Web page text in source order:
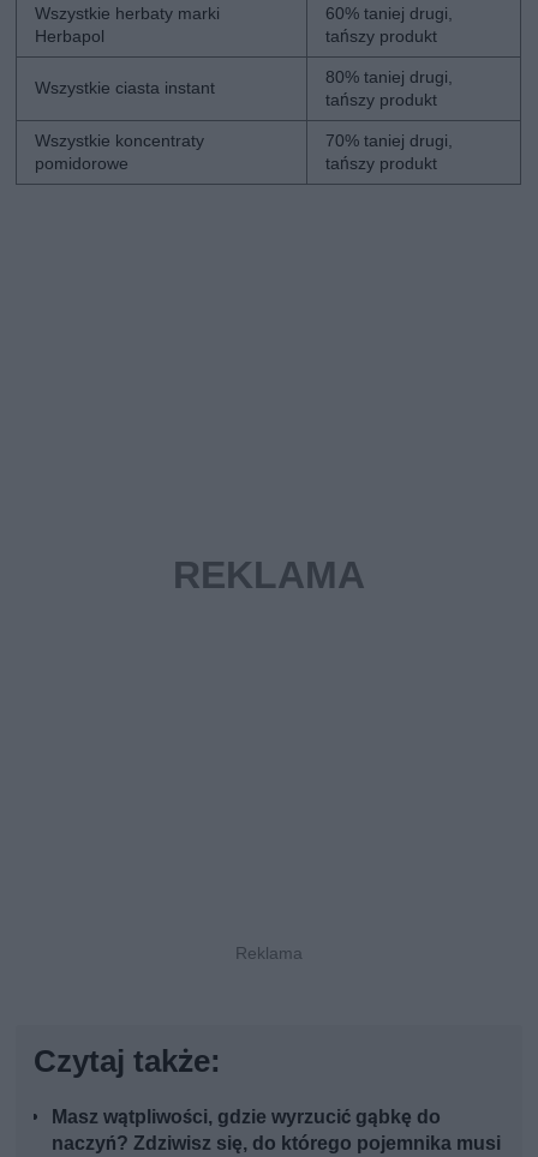
Wszystkie herbaty marki
Herbapol
60% taniej drugi,
tańszy produkt
Wszystkie ciasta instant
80% taniej drugi,
tańszy produkt
Wszystkie koncentraty
pomidorowe
70% taniej drugi,
tańszy produkt
Czytaj także:
Masz wątpliwości, gdzie wyrzucić gąbkę do
naczyń? Zdziwisz się, do którego pojemnika musi